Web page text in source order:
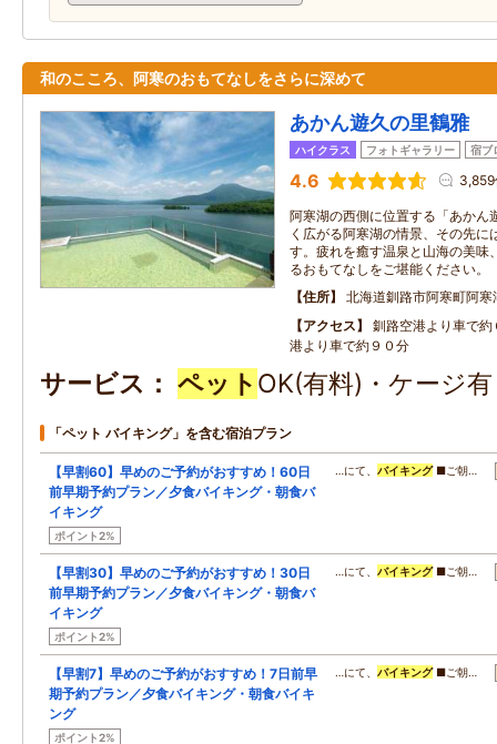
和のこころ、阿寒のおもてなしをさらに深めて
あかん遊久の里鶴雅
ハイクラス フォトギャラリー 宿ブ
4.6
阿寒湖の西側に位置する「あかん
く広がる阿寒湖の情景、その先に
す。疲れを癒す温泉と山海の美味
るおもてなしをご堪能ください。
住所
北海道釧路市阿寒町阿
アクセス
釧路空港より車で
港より車で約９０分
サービス ペット OK(有料)・ケージ
「ペット バイキング」を含む宿泊プラン
【早割60】早めのご予約がおすすめ！60日
前早期予約プラン／夕食バイキング・朝食バ
イキング
ポイント2%
…にて、 バイキング■ご朝…
【早割30】早めのご予約がおすすめ！30日
前早期予約プラン／夕食バイキング・朝食バ
イキング
ポイント2%
…にて、 バイキング■ご朝…
【早割7】早めのご予約がおすすめ！7日前早
期予約プラン／夕食バイキング・朝食バイキ
ング
ポイント2%
…にて、 バイキング■ご朝…